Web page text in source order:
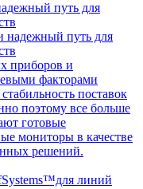
путь для
приборов и
факторами
поставок
поэтому все больше
готовые
мониторы в качестве
решений.
линий